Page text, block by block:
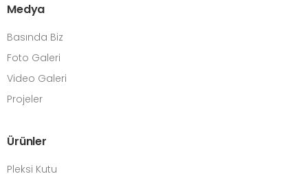
Medya
Basında Biz
Foto Galeri
Video Galeri
Projeler
Ürünler
Pleksi Kutu